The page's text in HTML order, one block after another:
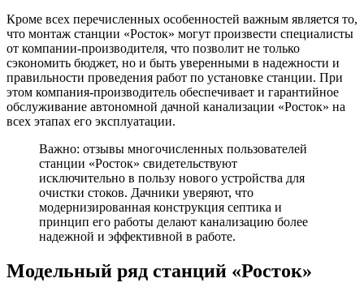
Кроме всех перечисленных особенностей важным является то,
что монтаж станции «Росток» могут произвести специалисты
от компании-производителя, что позволит не только
сэкономить бюджет, но и быть уверенными в надежности и
правильности проведения работ по установке станции. При
этом компания-производитель обеспечивает и гарантийное
обслуживание автономной дачной канализации «Росток» на
всех этапах его эксплуатации.
Важно: отзывы многочисленных пользователей
станции «Росток» свидетельствуют
исключительно в пользу нового устройства для
очистки стоков. Дачники уверяют, что
модернизированная конструкция септика и
принцип его работы делают канализацию более
надежной и эффективной в работе.
Модельный ряд станций «Росток»